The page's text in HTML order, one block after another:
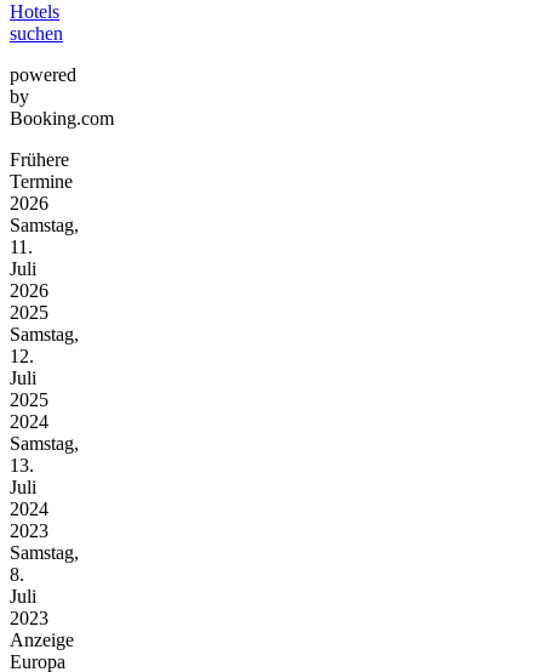
Hotels
suchen
powered
by
Booking.com
Frühere
Termine
2026
Samstag,
11.
Juli
2026
2025
Samstag,
12.
Juli
2025
2024
Samstag,
13.
Juli
2024
2023
Samstag,
8.
Juli
2023
Anzeige
Europa